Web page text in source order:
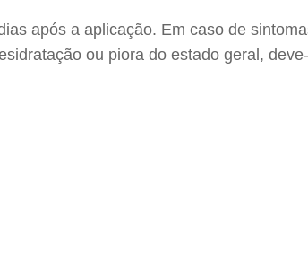
após a aplicação. Em caso de
ou piora do estado geral,